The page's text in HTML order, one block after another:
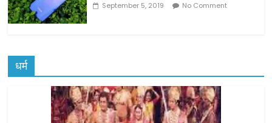
September 5, 2019 No Comment
धर्म